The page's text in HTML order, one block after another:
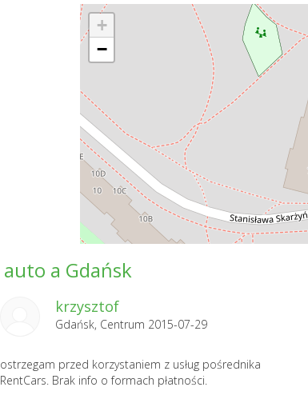
+
−
a Gdańsk
krzysztof
Gdańsk, Centrum 2015-07-29
ostrzegam przed korzystaniem z usług pośrednika
RentCars. Brak info o formach płatności.